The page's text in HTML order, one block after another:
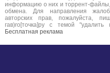
информацию о них и торрент-
обмена. Для направления
авторских прав, пожалуйста,
гав)ro[точка]ру с темой
Бесплатная реклама